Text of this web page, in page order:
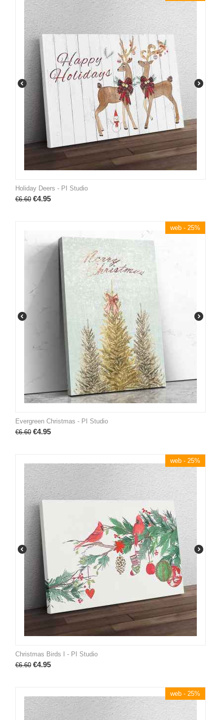
Holiday Deers - PI Studio
€6.60 €4.95
web - 25%
Evergreen Christmas - PI Studio
€6.60 €4.95
web - 25%
Christmas Birds I - PI Studio
€6.60 €4.95
web - 25%